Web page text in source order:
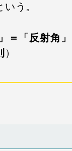
いう。
＝「反射角」
）